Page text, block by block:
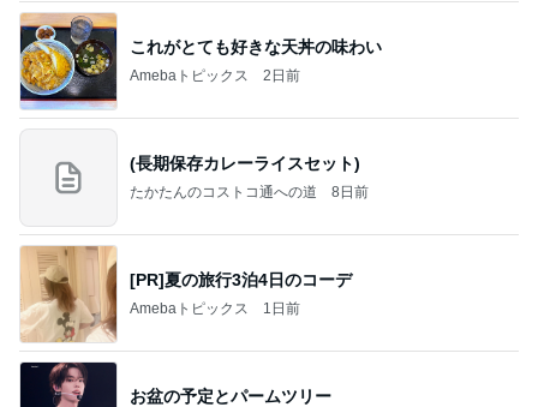
これがとても好きな天丼の味わい
Amebaトピックス 2日前
(長期保存カレーライスセット)
たかたんのコストコ通への道 8日前
[PR]夏の旅行3泊4日のコーデ
Amebaトピックス 1日前
お盆の予定とパームツリー